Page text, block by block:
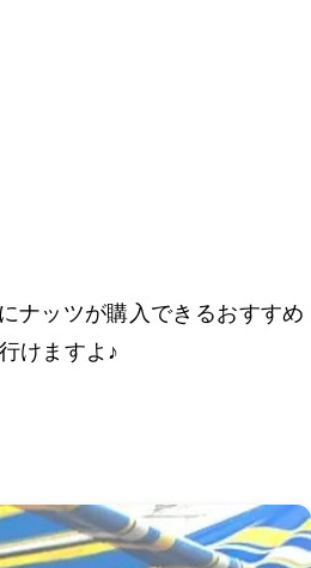
ナッツが購入できるおすすめ
けますよ♪